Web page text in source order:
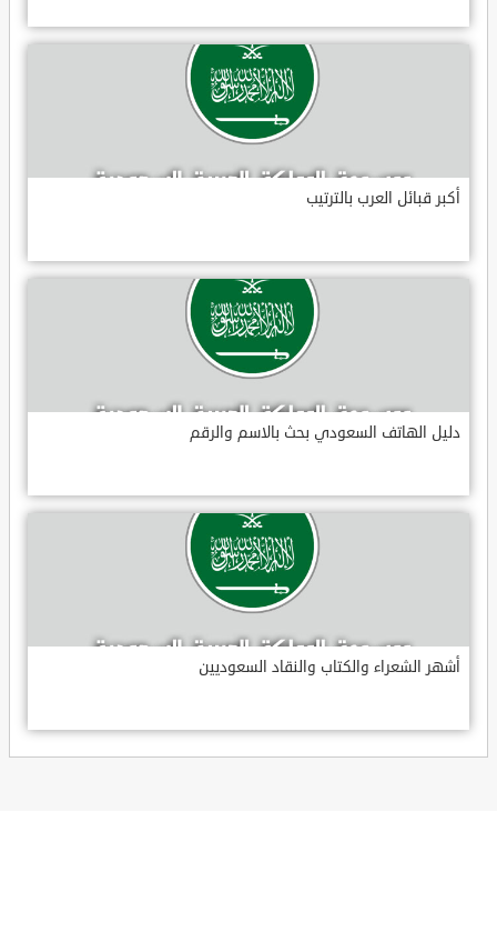
أكبر قبائل العرب بالترتيب
دليل الهاتف السعودي بحث بالاسم والرقم
أشهر الشعراء والكتاب والنقاد السعوديين